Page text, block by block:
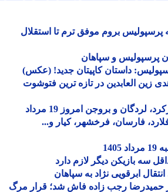
بروم موفق ترم تا استقلال
و سپاهان
داستان کاپیتان جدید! (عکس)
العابدین در تازه ترین فتوشوت
جدول قطعی برق شهرکرد، لردگان و بروجن امروز 19 مرداد
فارسان، فرخشهر، کیار و...
بازیکن دیگر لازم دارد
ابرقویی نژاد به سپاهان
حمیدرضا رجب زاده فاش شد؛ قرار مرگ